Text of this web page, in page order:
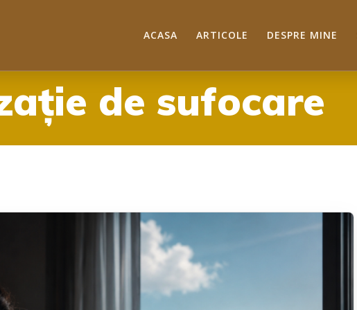
ACASA ARTICOLE DESPRE MINE
de sufocare